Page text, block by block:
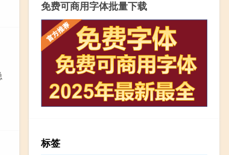
免费可商用字体批量下载
标签